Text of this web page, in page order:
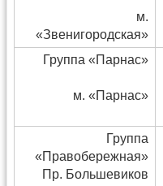
м.
«Звенигородская»
Группа «Парнас»
м. «Парнас»
Группа
«Правобережная»
Пр. Большевиков